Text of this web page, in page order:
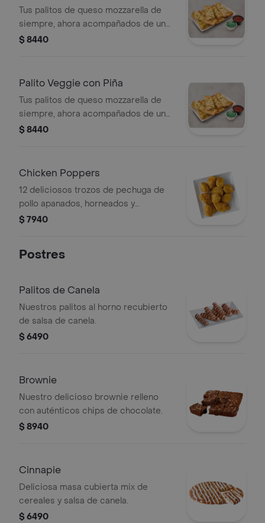
Tus palitos de queso mozzarella de
siempre, ahora acompañados de un
vegetal o shot a tu elección
$ 8440
Palito Veggie con Piña
Tus palitos de queso mozzarella de
siempre, ahora acompañados de un
vegetal o shot a tu elección
$ 8440
Chicken Poppers
12 deliciosos trozos de pechuga de
pollo apanados, horneados y
acompañados de salsa bbq.
$ 7940
Postres
Palitos de Canela
Nuestros palitos al horno recubierto
de salsa de canela.
$ 6490
Brownie
Nuestro delicioso brownie relleno
con auténticos chips de chocolate.
$ 8940
Cinnapie
Deliciosa masa cubierta mix de
cereales y salsa de canela.
$ 6490